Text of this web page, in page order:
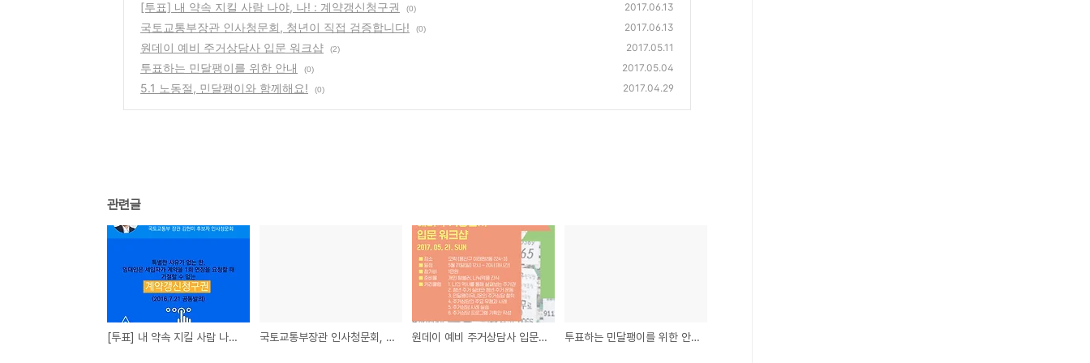
[투표] 내 약속 지킬 사람 나야, 나! : 계약갱신청구권 (0) 2017.06.13
국토교통부장관 인사청문회, 청년이 직접 검증합니다! (0) 2017.06.13
원데이 예비 주거상담사 입문 워크샵 (2) 2017.05.11
투표하는 민달팽이를 위한 안내 (0) 2017.05.04
5.1 노동절, 민달팽이와 함께해요! (0) 2017.04.29
관련글
[투표] 내 약속 지킬 사람 나야, 나! : 계약갱신청구권 국토교통부장관 인사청문회, 청년이 직접 검증합니다! 원데이 예비 주거상담사 입문 워크샵 투표하는 민달팽이를 위한 안내